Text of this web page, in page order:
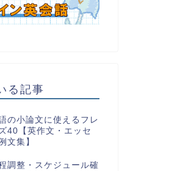
る記事
の小論文に使えるフレ
40【英作文・エッセ
文集】
調整・スケジュール確